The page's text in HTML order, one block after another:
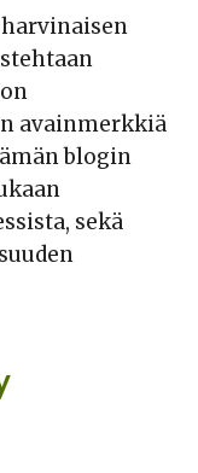
avainmerkkiä
blogin
sekä